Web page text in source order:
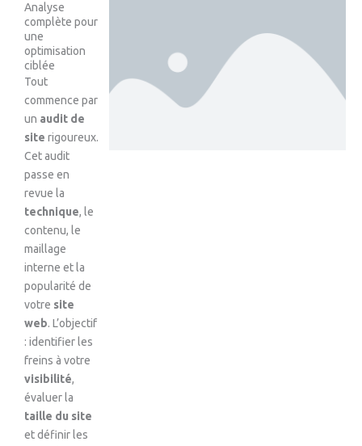
Analyse
complète pour
une
optimisation
ciblée
Tout
commence par
un audit de
site rigoureux.
Cet audit
passe en
revue la
technique, le
contenu, le
maillage
interne et la
popularité de
votre site
web. L’objectif
: identifier les
freins à votre
visibilité,
évaluer la
taille du site
et définir les